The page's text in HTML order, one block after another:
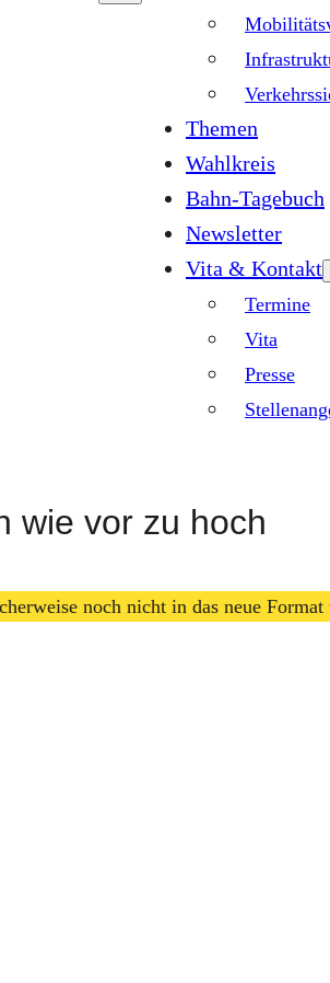
Themen
Wahlkreis
Bahn-Tagebuch
Newsletter
Vita & Kontakt
Termine
Vita
Presse
wie vor zu hoch
noch nicht in das neue Format